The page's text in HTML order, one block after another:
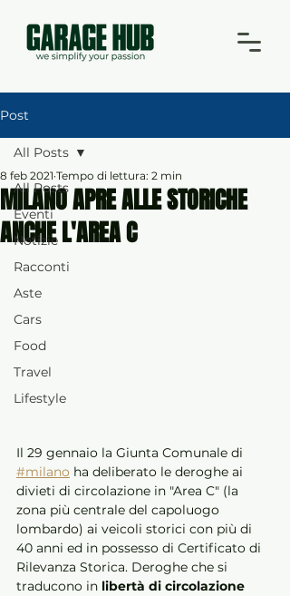
Post
All Posts
Eventi
Notizie
Racconti
Aste
Cars
Food
Travel
Lifestyle
All Posts
MILANO APRE ALLE STORICHE
ANCHE L'AREA C
8 feb 2021 Tempo di lettura: 2 min
Il 29 gennaio la Giunta Comunale di
#milano ha deliberato le deroghe ai
divieti di circolazione in "Area C" (la
zona più centrale del capoluogo
lombardo) ai veicoli storici con più di
40 anni ed in possesso di Certificato di
Rilevanza Storica. Deroghe che si
traducono in libertà di circolazione